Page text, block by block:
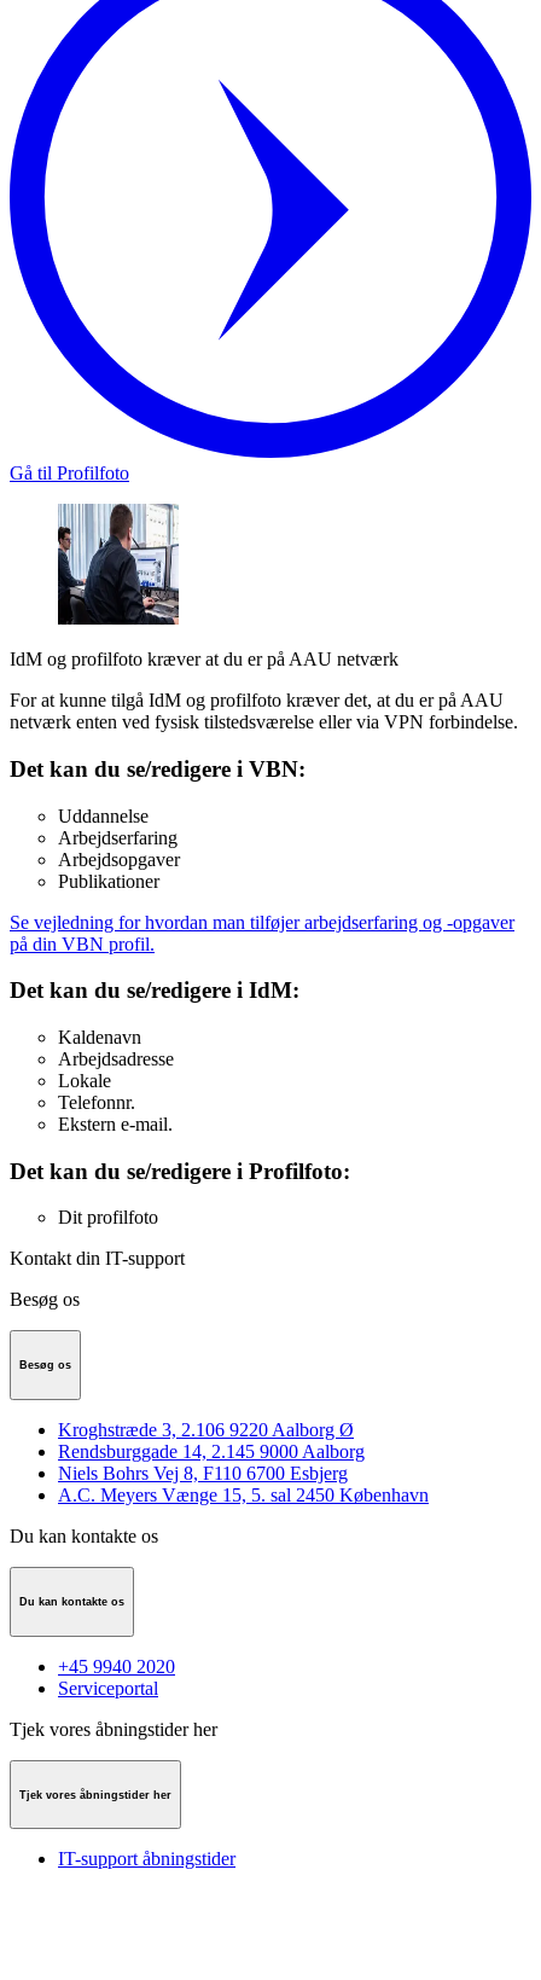
Gå til Profilfoto
IdM og profilfoto kræver at du er på AAU netværk
For at kunne tilgå IdM og profilfoto kræver det, at du er på AAU
netværk enten ved fysisk tilstedsværelse eller via VPN forbindelse.
Det kan du se/redigere i VBN:
Uddannelse
Arbejdserfaring
Arbejdsopgaver
Publikationer
Se vejledning for hvordan man tilføjer arbejdserfaring og -opgaver
på din VBN profil.
Det kan du se/redigere i IdM:
Kaldenavn
Arbejdsadresse
Lokale
Telefonnr.
Ekstern e-mail.
Det kan du se/redigere i Profilfoto:
Dit profilfoto
Kontakt din IT-support
Besøg os
Besøg os
Kroghstræde 3, 2.106 9220 Aalborg Ø
Rendsburggade 14, 2.145 9000 Aalborg
Niels Bohrs Vej 8, F110 6700 Esbjerg
A.C. Meyers Vænge 15, 5. sal 2450 København
Du kan kontakte os
Du kan kontakte os
+45 9940 2020
Serviceportal
Tjek vores åbningstider her
Tjek vores åbningstider her
IT-support åbningstider